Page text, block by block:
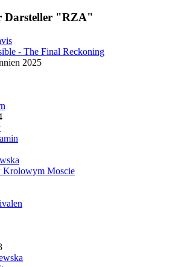
Darsteller "RZA"
- The Final Reckoning
2025
Krolowym Moscie